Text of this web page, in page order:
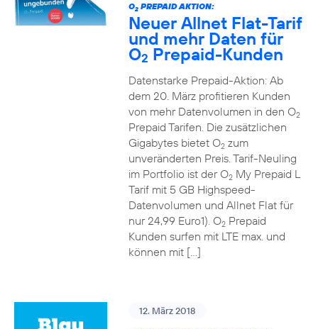
O2PREPAID AKTION:
Neuer Allnet Flat-Tarif
und mehr Daten für
O2 Prepaid-Kunden
Datenstarke Prepaid-Aktion: Ab
dem 20. März profitieren Kunden
von mehr Datenvolumen in den O2
Prepaid Tarifen. Die zusätzlichen
Gigabytes bietet O2zum
unveränderten Preis. Tarif-Neuling
im Portfolio ist der O2My Prepaid L
Tarif mit 5 GB Highspeed-
Datenvolumen und Allnet Flat für
nur 24,99 Euro1). O2Prepaid
Kunden surfen mit LTE max. und
können mit […]
12. März 2018